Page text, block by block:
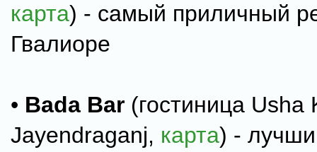
карта) - самый приличный
Гвалиоре
• Bada Bar (гостиница Usha
Jayendraganj, карта) -